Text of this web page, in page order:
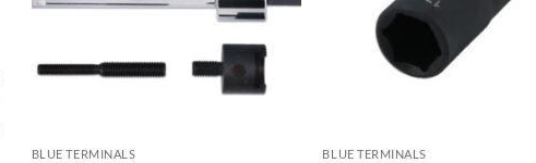
BLUE TERMINALS BLUE TERMINALS